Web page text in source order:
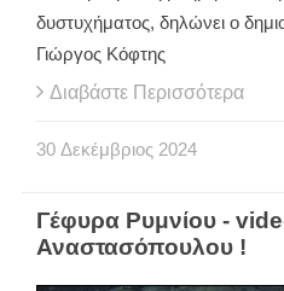
δυστυχήματος, δηλώνει ο
Γιώργος Κόφτης
Διαβάστε Περισσότερα
30 Δεκέμβριος 2024
Γέφυρα Ρυμνίου -
Αναστασόπουλου !